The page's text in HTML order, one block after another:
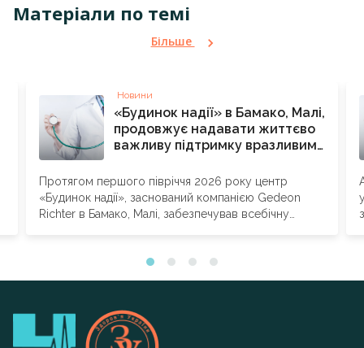
Матеріали по темі
Більше
Новини
«Будинок надії» в Бамако, Малі,
продовжує надавати життєво
важливу підтримку вразливим
Протягом першого півріччя 2026 року центр
«Будинок надії», заснований компанією Gedeon
Richter в Бамако, Малі, забезпечував всебічну